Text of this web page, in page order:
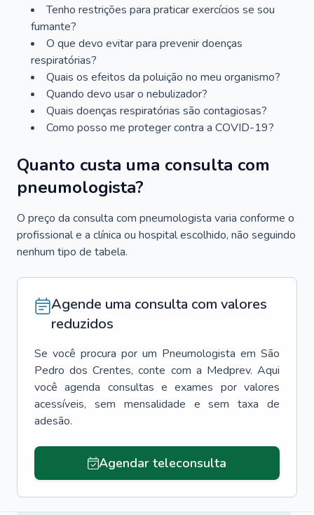
Tenho restrições para praticar exercícios se sou
fumante?
O que devo evitar para prevenir doenças
respiratórias?
Quais os efeitos da poluição no meu organismo?
Quando devo usar o nebulizador?
Quais doenças respiratórias são contagiosas?
Como posso me proteger contra a COVID-19?
Quanto custa uma consulta com
pneumologista?
O preço da consulta com pneumologista varia conforme o
profissional e a clínica ou hospital escolhido, não seguindo
nenhum tipo de tabela.
Agende uma consulta com valores
reduzidos
Se você procura por um Pneumologista em São
Pedro dos Crentes, conte com a Medprev. Aqui
você agenda consultas e exames por valores
acessíveis, sem mensalidade e sem taxa de
adesão.
Agendar teleconsulta